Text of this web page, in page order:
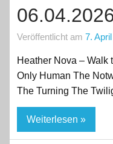
Veröffentlicht am 7.
Heather Nova – Walk
Only Human The
The Turning The
Weiterlesen »